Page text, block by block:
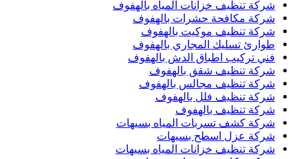
شركة تنظيف خزانات المياه بالهفوف
شركة مكافحة حشرات بالهفوف
شركة تنظيف موكيت بالهفوف
طوارئ تسليك المجاري بالهفوف
فني تركيب اطباق الدش بالهفوف
شركة تنظيف شقق بالهفوف
شركة تنظيف مجالس بالهفوف
شركة تنظيف فلل بالهفوف
شركة تنظيف بالهفوف
شركة كشف تسربات المياه بسيهات
شركة عزل اسطح بسيهات
شركة تنظيف خزانات المياه بسيهات